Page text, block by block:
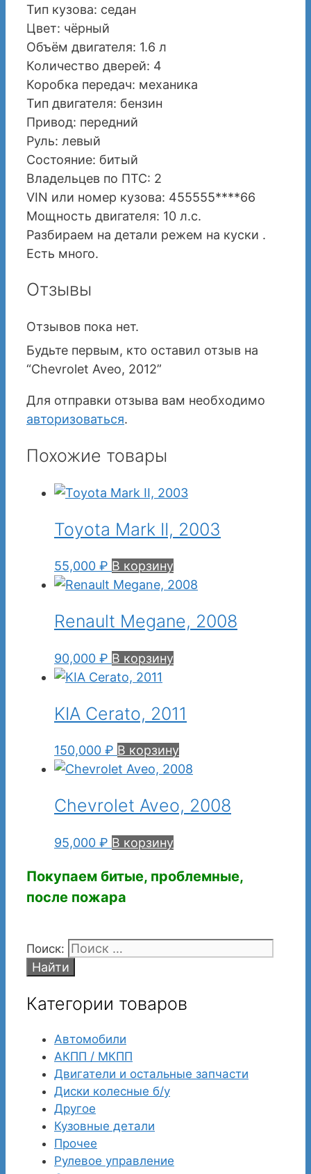
Тип кузова: седан
Цвет: чёрный
Объём двигателя: 1.6 л
Количество дверей: 4
Коробка передач: механика
Тип двигателя: бензин
Привод: передний
Руль: левый
Состояние: битый
Владельцев по ПТС: 2
VIN или номер кузова: 455555****66
Мощность двигателя: 10 л.с.
Разбираем на детали режем на куски .
Есть много.
Отзывы
Отзывов пока нет.
Будьте первым, кто оставил отзыв на
“Chevrolet Aveo, 2012”
Для отправки отзыва вам необходимо
авторизоваться.
Похожие товары
Toyota Mark II, 2003
55,000 ₽ В корзину
Renault Megane, 2008
90,000 ₽ В корзину
KIA Cerato, 2011
150,000 ₽ В корзину
Chevrolet Aveo, 2008
95,000 ₽ В корзину
Покупаем битые, проблемные,
после пожара
Поиск:
Категории товаров
Автомобили
АКПП / МКПП
Двигатели и остальные запчасти
Диски колесные б/у
Другое
Кузовные детали
Прочее
Рулевое управление